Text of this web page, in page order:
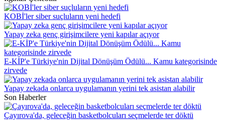
KOBİ'ler siber suçluların yeni hedefi
Yapay zeka genç girişimcilere yeni kapılar açıyor
E-KİP'e Türkiye'nin Dijital Dönüşüm Ödülü... Kamu kategorisinde
zirvede
Yapay zekada onlarca uygulamanın yerini tek asistan alabilir
Son Haberler
Çayırova'da, geleceğin basketbolcuları seçmelerde ter döktü